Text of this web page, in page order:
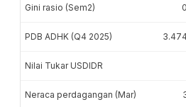
Gini rasio (Sem2)
PDB ADHK (Q4 2025)
Nilai Tukar USDIDR
Neraca perdagangan (Mar)